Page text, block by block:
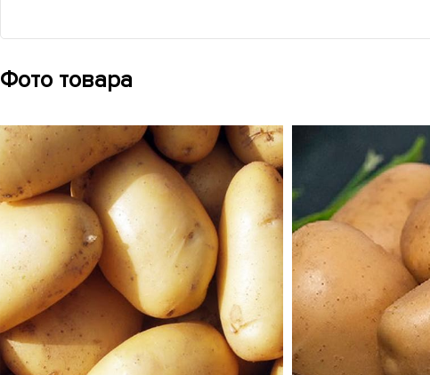
Фото товара